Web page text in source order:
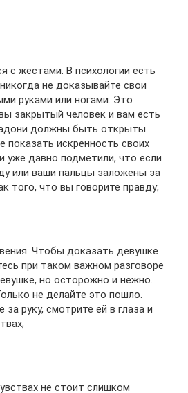
с жестами. В психологии есть
не доказывайте свои
руками или ногами. Это
закрытый человек и вам есть
должны быть открыты.
искренность своих
уже давно подметили, что если
или ваши пальцы заложены за
того, что вы говорите правду;
Чтобы доказать девушке
при таком важном разговоре
но осторожно и нежно.
не делайте это пошло.
руку, смотрите ей в глаза и
не стоит слишком